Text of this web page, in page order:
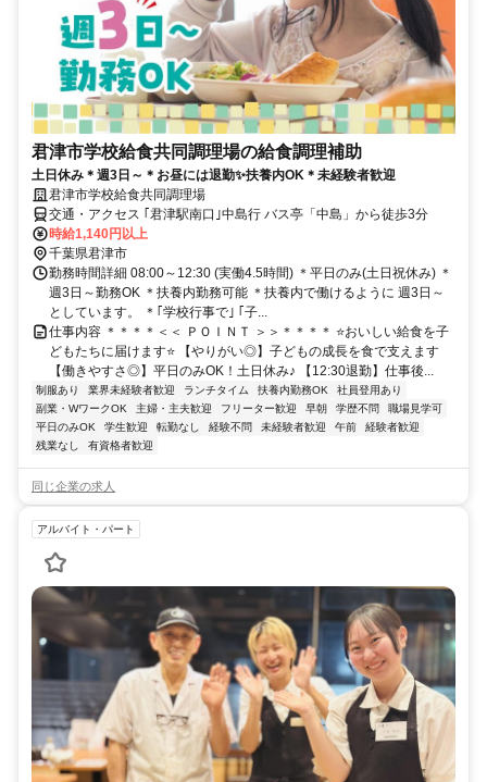
君津市学校給食共同調理場の給食調理補助
土日休み＊週3日～＊お昼には退勤✨扶養内OK＊未経験者歓迎
君津市学校給食共同調理場
交通・アクセス ｢君津駅南口｣中島行 バス亭「中島」から徒歩3分
時給1,140円以上
千葉県君津市
勤務時間詳細 08:00～12:30 (実働4.5時間) ＊平日のみ(土日祝休み) ＊
週3日～勤務OK ＊扶養内勤務可能 ＊扶養内で働けるように 週3日～
としています。 ＊｢学校行事で｣ ｢子...
仕事内容 ＊＊＊＊＜＜ ＰＯＩＮＴ ＞＞＊＊＊＊ ⭐おいしい給食を子
どもたちに届けます⭐ 【やりがい◎】子どもの成長を食で支えます
【働きやすさ◎】平日のみOK！土日休み♪ 【12:30退勤】仕事後...
制服あり 業界未経験者歓迎 ランチタイム 扶養内勤務OK
社員登用あり
副業・WワークOK
主婦・主夫歓迎 フリーター歓迎 早朝 学歴不問
職場見学可
平日のみOK
学生歓迎 転勤なし 経験不問 未経験者歓迎 午前
経験者歓迎
残業なし
有資格者歓迎
同じ企業の求人
アルバイト・パート